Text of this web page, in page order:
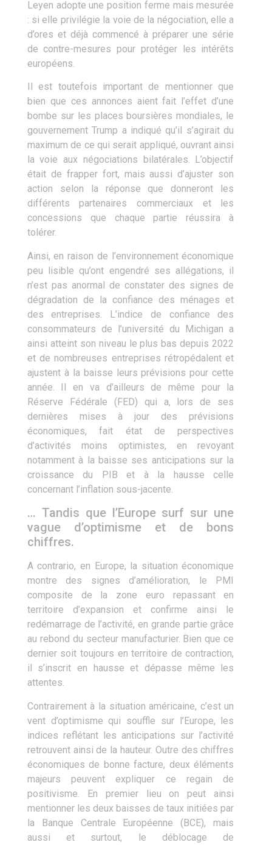
Leyen adopte une position ferme mais mesurée
: si elle privilégie la voie de la négociation, elle a
d’ores et déjà commencé à préparer une série
de contre-mesures pour protéger les intérêts
européens.
Il est toutefois important de mentionner que
bien que ces annonces aient fait l’effet d’une
bombe sur les places boursières mondiales, le
gouvernement Trump a indiqué qu’il s’agirait du
maximum de ce qui serait appliqué, ouvrant ainsi
la voie aux négociations bilatérales. L’objectif
était de frapper fort, mais aussi d’ajuster son
action selon la réponse que donneront les
différents partenaires commerciaux et les
concessions que chaque partie réussira à
tolérer.
Ainsi, en raison de l’environnement économique
peu lisible qu’ont engendré ses allégations, il
n’est pas anormal de constater des signes de
dégradation de la confiance des ménages et
des entreprises. L’indice de confiance des
consommateurs de l’université du Michigan a
ainsi atteint son niveau le plus bas depuis 2022
et de nombreuses entreprises rétropédalent et
ajustent à la baisse leurs prévisions pour cette
année. Il en va d’ailleurs de même pour la
Réserve Fédérale (FED) qui a, lors de ses
dernières mises à jour des prévisions
économiques, fait état de perspectives
d’activités moins optimistes, en revoyant
notamment à la baisse ses anticipations sur la
croissance du PIB et à la hausse celle
concernant l’inflation sous-jacente.
… Tandis que l’Europe surf sur une
vague d’optimisme et de bons
chiffres.
A contrario, en Europe, la situation économique
montre des signes d’amélioration, le PMI
composite de la zone euro repassant en
territoire d’expansion et confirme ainsi le
redémarrage de l’activité, en grande partie grâce
au rebond du secteur manufacturier. Bien que ce
dernier soit toujours en territoire de contraction,
il s’inscrit en hausse et dépasse même les
attentes.
Contrairement à la situation américaine, c’est un
vent d’optimisme qui souffle sur l’Europe, les
indices reflétant les anticipations sur l’activité
retrouvent ainsi de la hauteur. Outre des chiffres
économiques de bonne facture, deux éléments
majeurs peuvent expliquer ce regain de
positivisme. En premier lieu on peut ainsi
mentionner les deux baisses de taux initiées par
la Banque Centrale Européenne (BCE), mais
aussi et surtout, le déblocage de